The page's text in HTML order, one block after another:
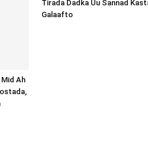
Ah
Tirada Dadka Uu Sannad
Galaafto